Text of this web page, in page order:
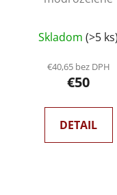
Skladom (>5 ks)
€40,65 bez DPH
€50
DETAIL